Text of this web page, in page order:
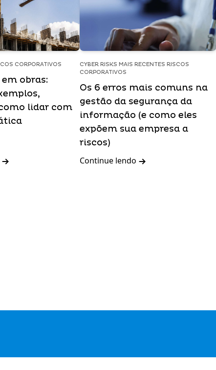
CORPORATIVOS
obras:
lidar com
CYBER RISKS MAIS RECENTES RISCOS
CORPORATIVOS
Os 6 erros mais comuns na
gestão da segurança da
informação (e como eles
expõem sua empresa a
riscos)
Continue lendo